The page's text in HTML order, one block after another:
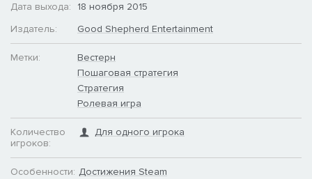
Дата выхода:
18 ноября 2015
Издатель:
Good Shepherd Entertainment
Метки:
Вестерн
Пошаговая стратегия
Стратегия
Ролевая игра
Количество
игроков:
Для одного игрока
Особенности: Достижения Steam